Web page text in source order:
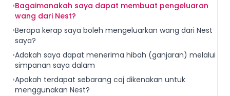
•Bagaimanakah saya dapat membuat pengeluaran
wang dari Nest?
•Berapa kerap saya boleh mengeluarkan wang dari Nest
saya?
•Adakah saya dapat menerima hibah (ganjaran) melalui
simpanan saya dalam
•Apakah terdapat sebarang caj dikenakan untuk
menggunakan Nest?